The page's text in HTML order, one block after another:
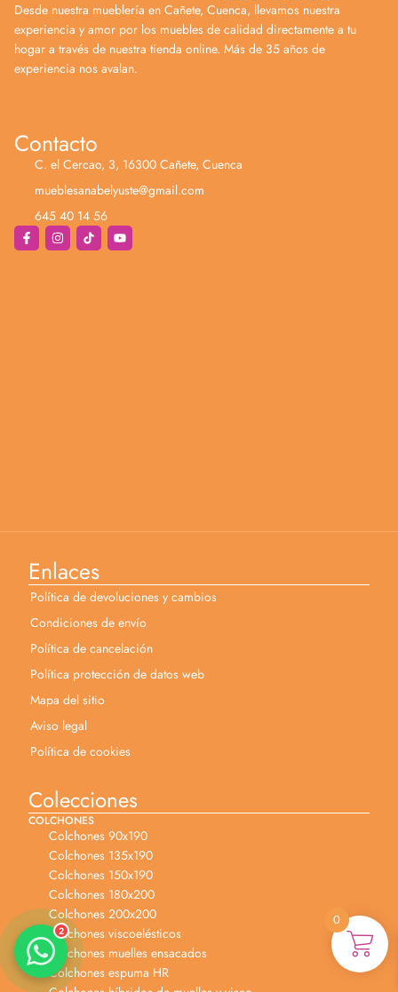
Desde nuestra mueblería en Cañete, Cuenca, llevamos nuestra
experiencia y amor por los muebles de calidad directamente a tu
hogar a través de nuestra tienda online. Más de 35 años de
experiencia nos avalan.
Contacto
C. el Cercao, 3, 16300 Cañete, Cuenca
mueblesanabelyuste@gmail.com
645 40 14 56
Enlaces
Política de devoluciones y cambios
Condiciones de envío
Política de cancelación
Política protección de datos web
Mapa del sitio
Aviso legal
Política de cookies
Colecciones
COLCHONES
Colchones 90x190
Colchones 135x190
Colchones 150x190
Colchones 180x200
Colchones 200x200
Colchones viscoelésticos
Colchones muelles ensacados
Colchones espuma HR
0
Lun-dom 9:00am-10pm
Merche
2